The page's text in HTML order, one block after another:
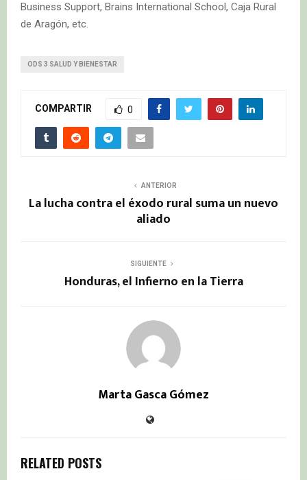
Business Support, Brains International School, Caja Rural
de Aragón, etc.
ODS 3 SALUD Y BIENESTAR
COMPARTIR 0
ANTERIOR
La lucha contra el éxodo rural suma un nuevo
aliado
SIGUIENTE
Honduras, el Infierno en la Tierra
Marta Gasca Gómez
RELATED POSTS